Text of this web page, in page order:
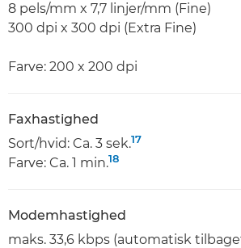
8 pels/mm x 7,7 linjer/mm (Fine)
300 dpi x 300 dpi (Extra Fine)
Farve: 200 x 200 dpi
Faxhastighed
Sort/hvid: Ca. 3 sek.17
Farve: Ca. 1 min.18
Modemhastighed
maks. 33,6 kbps (automatisk